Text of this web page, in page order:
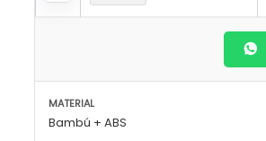
MATERIAL
Bambú + ABS